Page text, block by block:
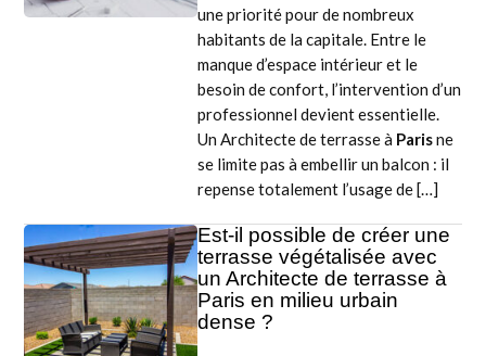
une priorité pour de nombreux
habitants de la capitale. Entre le
manque d’espace intérieur et le
besoin de confort, l’intervention d’un
professionnel devient essentielle.
Un Architecte de terrasse à Parisne
se limite pas à embellir un balcon : il
repense totalement l’usage de […]
Est-il possible de créer une
terrasse végétalisée avec
un Architecte de terrasse à
Paris en milieu urbain
dense ?